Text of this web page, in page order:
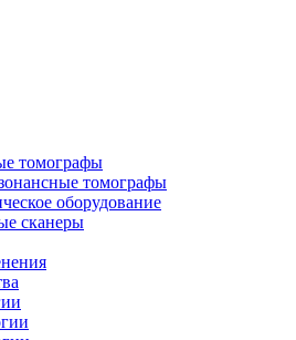
томографы
томографы
оборудование
сканеры